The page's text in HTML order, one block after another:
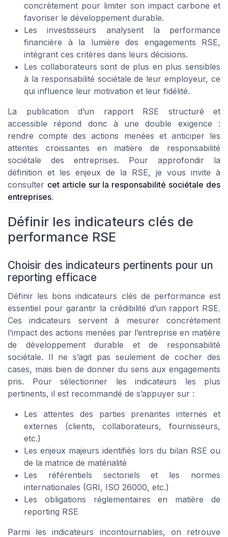
concrètement pour limiter son impact carbone et
favoriser le développement durable.
Les investisseurs analysent la performance
financière à la lumière des engagements RSE,
intégrant ces critères dans leurs décisions.
Les collaborateurs sont de plus en plus sensibles
à la responsabilité sociétale de leur employeur, ce
qui influence leur motivation et leur fidélité.
La publication d’un rapport RSE structuré et
accessible répond donc à une double exigence :
rendre compte des actions menées et anticiper les
attentes croissantes en matière de responsabilité
sociétale des entreprises. Pour approfondir la
définition et les enjeux de la RSE, je vous invite à
consulter cet article sur la responsabilité sociétale des
entreprises.
Définir les indicateurs clés de
performance RSE
Choisir des indicateurs pertinents pour un
reporting efficace
Définir les bons indicateurs clés de performance est
essentiel pour garantir la crédibilité d’un rapport RSE.
Ces indicateurs servent à mesurer concrètement
l’impact des actions menées par l’entreprise en matière
de développement durable et de responsabilité
sociétale. Il ne s’agit pas seulement de cocher des
cases, mais bien de donner du sens aux engagements
pris. Pour sélectionner les indicateurs les plus
pertinents, il est recommandé de s’appuyer sur :
Les attentes des parties prenantes internes et
externes (clients, collaborateurs, fournisseurs,
etc.)
Les enjeux majeurs identifiés lors du bilan RSE ou
de la matrice de matérialité
Les référentiels sectoriels et les normes
internationales (GRI, ISO 26000, etc.)
Les obligations réglementaires en matière de
reporting RSE
Parmi les indicateurs incontournables, on retrouve